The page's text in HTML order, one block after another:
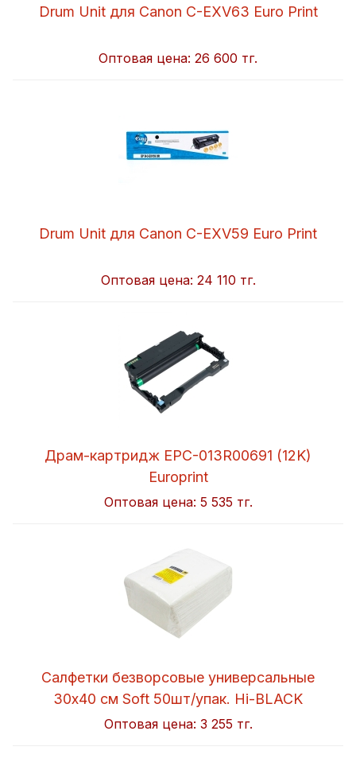
Drum Unit для Canon C-EXV63 Euro Print
Оптовая цена: 26 600 тг.
Drum Unit для Canon C-EXV59 Euro Print
Оптовая цена: 24 110 тг.
Драм-картридж EPC-013R00691 (12K)
Europrint
Оптовая цена: 5 535 тг.
Салфетки безворсовые универсальные
30x40 см Soft 50шт/упак. Hi-BLACK
Оптовая цена: 3 255 тг.